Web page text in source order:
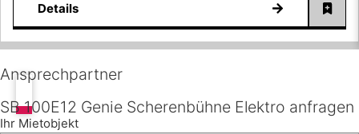
Details
Ansprechpartner
SB 100E12 Genie Scherenbühne Elektro anfragen
Ihr Mietobjekt